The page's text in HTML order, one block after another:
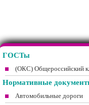
ГОСТы
(ОКС) Общероссийский
Нормативные
Автомобильные дороги